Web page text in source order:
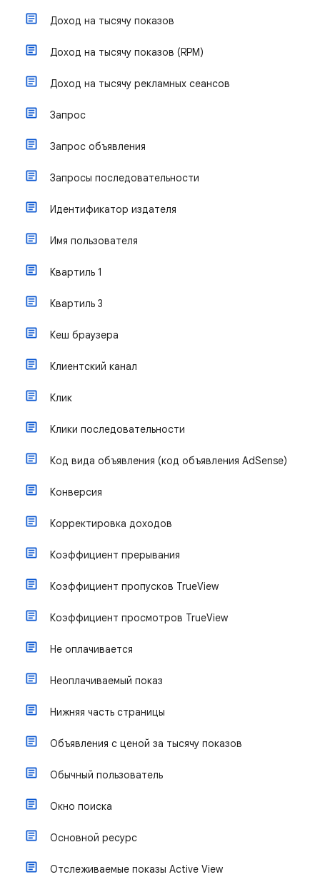
Доход на тысячу показов
Доход на тысячу показов (RPM)
Доход на тысячу рекламных сеансов
Запрос
Запрос объявления
Запросы последовательности
Идентификатор издателя
Имя пользователя
Квартиль 1
Квартиль 3
Кеш браузера
Клиентский канал
Клик
Клики последовательности
Код вида объявления (код объявления AdSense)
Конверсия
Корректировка доходов
Коэффициент прерывания
Коэффициент пропусков TrueView
Коэффициент просмотров TrueView
Не оплачивается
Неоплачиваемый показ
Нижняя часть страницы
Объявления с ценой за тысячу показов
Обычный пользователь
Окно поиска
Основной ресурс
Отслеживаемые показы Active View